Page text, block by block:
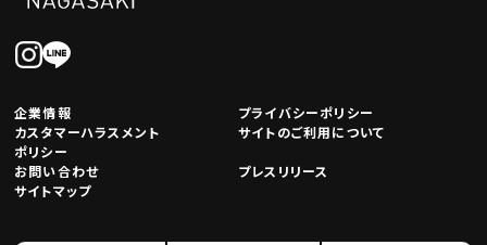
企業情報
プライバシーポリシー
カスタマーハラスメント
ポリシー
サイトのご利用について
お問い合わせ
プレスリリース
サイトマップ